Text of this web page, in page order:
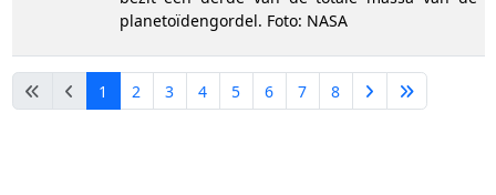
planetoïdengordel. Foto: NASA
1 2 3 4 5 6 7 8